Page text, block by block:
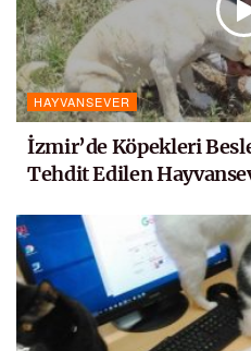
HAYVANSEVER
İzmir’de Köpekleri
Tehdit Edilen